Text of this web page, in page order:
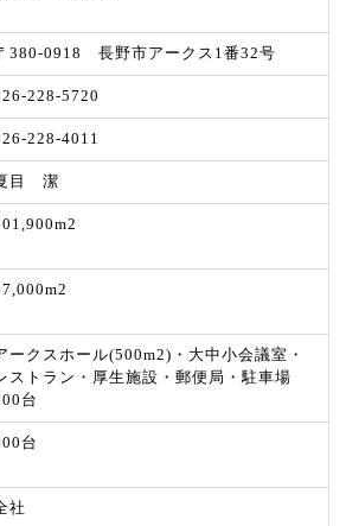
380-0918 長野市アークス1番32号
228-5720
228-4011
目 潔
ークスホール(500m2)・大中小会議室・
ストラン・厚生施設・郵便局・駐車場
台
台
社